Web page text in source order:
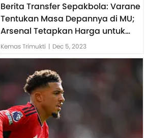
Berita Transfer Sepakbola: Varane
Tentukan Masa Depannya di MU;
Arsenal Tetapkan Harga untuk
Ramsdale
Kemas Trimukti | Dec 5, 2023